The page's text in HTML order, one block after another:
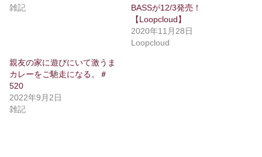
雑記
BASSが12/3発売！
【Loopcloud】
2020年11月28日
Loopcloud
親友の家に遊びにいて激うま
カレーをご馳走になる。＃
520
2022年9月2日
雑記